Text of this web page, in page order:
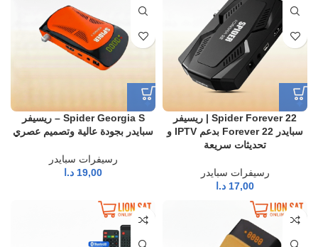
Spider Forever 22 | ريسيفر
سبايدر Forever 22 بدعم IPTV و
تحديثات سريعة
رسيفرات سبايدر
17,00 د.ا
Spider Georgia S – ريسيفر
سبايدر بجودة عالية وتصميم عصري
رسيفرات سبايدر
19,00 د.ا